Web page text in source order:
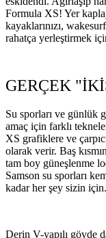
Formula XS! Yer
kayaklarınızı,
rahatça yerleştirmek
GERÇEK
Su sporları ve
amaç için farklı
XS grafiklere ve
olarak verir. Baş
tam boy güneşlenme
Samson su sporları
kadar her şey sizin
Derin V-yapılı gövde